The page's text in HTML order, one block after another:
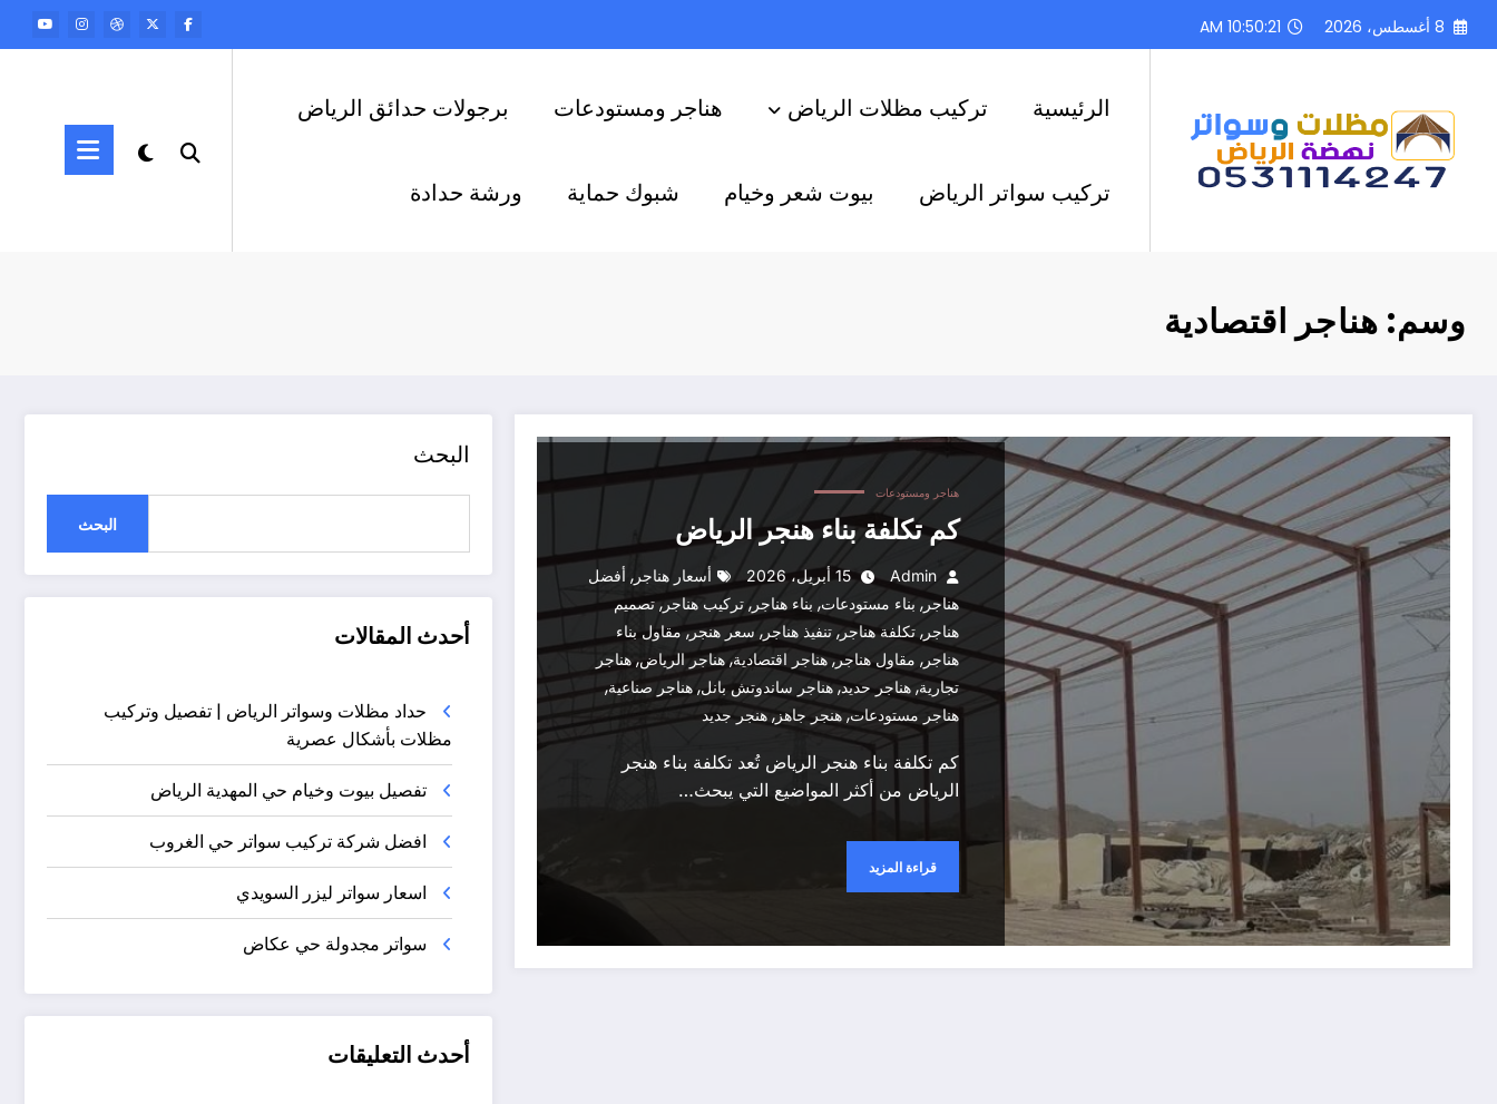
التجاوز
8 أغسطس، 2026 10:50:22 AM
الرئيسية تركيب مظلات الرياض هناجر ومستودعات برجولات حدائق الرياض
تركيب سواتر الرياض بيوت شعر وخيام شبوك حماية ورشة حدادة
وسم: هناجر اقتصادية
هناجر ومستودعات
كم تكلفة بناء هنجر الرياض
Admin 15 أبريل، 2026 أسعار هناجر , أفضل
هناجر,بناء مستودعات, بناء هناجر , تركيب هناجر,تصميم
هناجر , تكلفة هناجر,تنفيذ هناجر , سعر هنجر,مقاول بناء
هناجر , مقاول هناجر,هناجر اقتصادية,هناجر الرياض,هناجر
تجارية, هناجر حديد,هناجر ساندوتش بانل,هناجر صناعية,
هناجر مستودعات,هنجر جاهز ,هنجر جديد
كم تكلفة بناء هنجر الرياض تُعد تكلفة بناء هنجر
الرياض من أكثر المواضيع التي يبحث…
قراءة المزيد
البحث
البحث
أحدث المقالات
حداد مظلات وسواتر الرياض | تفصيل وتركيب
مظلات بأشكال عصرية
تفصيل بيوت وخيام حي المهدية الرياض
افضل شركة تركيب سواتر حي الغروب
اسعار سواتر ليزر السويدي
سواتر مجدولة حي عكاض
أحدث التعليقات